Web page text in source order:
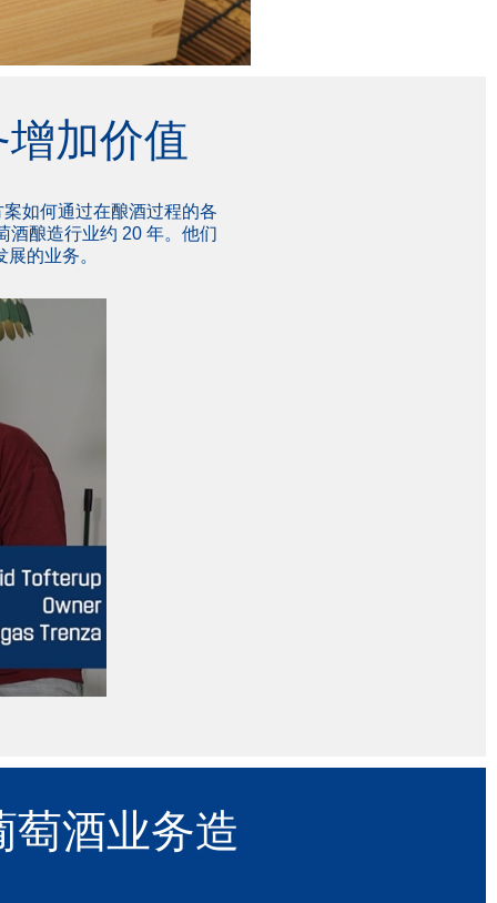
加价值
如何通过在酿酒过程的各
酒酿造行业约 20 年。他们
的业务。
萄酒业务造